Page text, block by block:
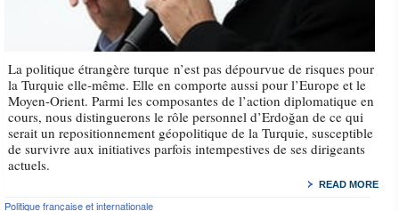
La politique étrangère turque n’est pas dépourvue de risques pour
la Turquie elle-même. Elle en comporte aussi pour l’Europe et le
Moyen-Orient. Parmi les composantes de l’action diplomatique en
cours, nous distinguerons le rôle personnel d’Erdoğan de ce qui
serait un repositionnement géopolitique de la Turquie, susceptible
de survivre aux initiatives parfois intempestives de ses dirigeants
actuels.
READ MORE
Politique française et internationale